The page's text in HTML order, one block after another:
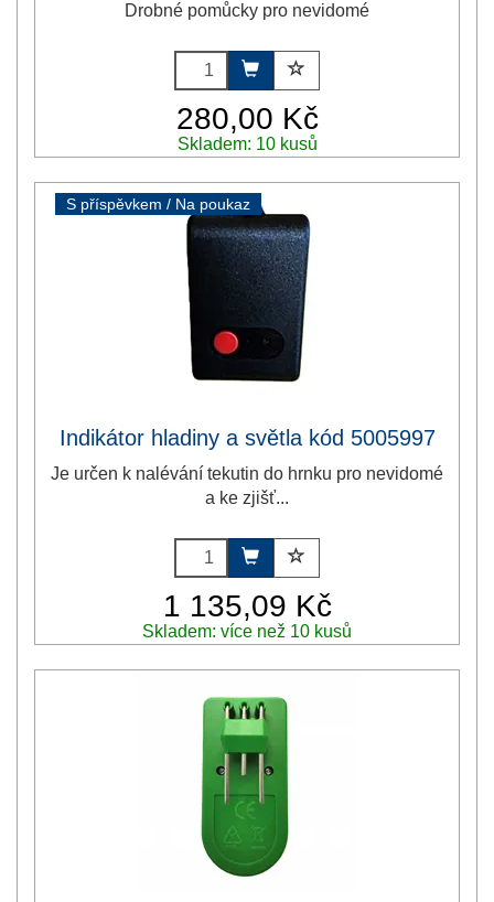
Drobné pomůcky pro nevidomé
280,00 Kč
Skladem: 10 kusů
S příspěvkem / Na poukaz
Indikátor hladiny a světla kód 5005997
Je určen k nalévání tekutin do hrnku pro nevidomé
a ke zjišť...
1 135,09 Kč
Skladem: více než 10 kusů